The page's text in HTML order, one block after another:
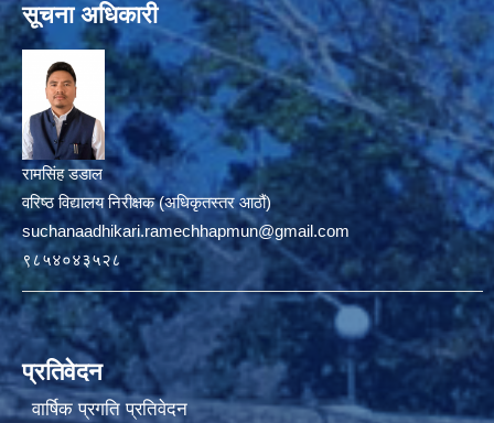
सूचना अधिकारी
रामसिंह डडाल
वरिष्ठ विद्यालय निरीक्षक (अधिकृतस्तर आठौं)
suchanaadhikari.ramechhapmun@gmail.com
९८५४०४३५२८
प्रतिवेदन
वार्षिक प्रगति प्रतिवेदन